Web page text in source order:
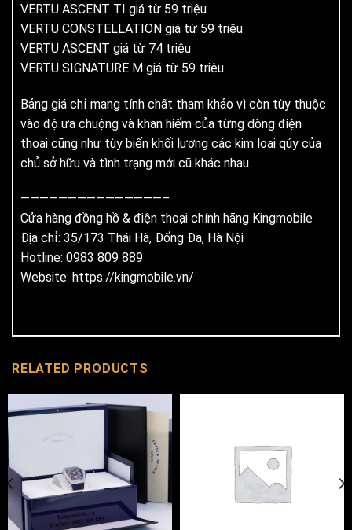
VERTU ASCENT TI giá từ 59 triệu
VERTU CONSTELLATION giá từ 59 triệu
VERTU ASCENT giá từ 74 triệu
VERTU SIGNATURE M giá từ 59 triệu
Bảng giá chỉ mang tính chất tham khảo vì còn tùy thuộc
vào độ ưa chuộng và khan hiếm của từng dòng điện
thoại cũng như tùy biến khối lượng các kim loại qúy của
chủ sở hữu và tình trạng mới cũ khác nhau.
———————————————–
Cửa hàng đồng hồ & điện thoại chính hãng Kingmobile
Địa chỉ: 35/173 Thái Hà, Đống Đa, Hà Nội
Hotline: 0983 809 889
Website: https://kingmobile.vn/
RELATED PRODUCTS